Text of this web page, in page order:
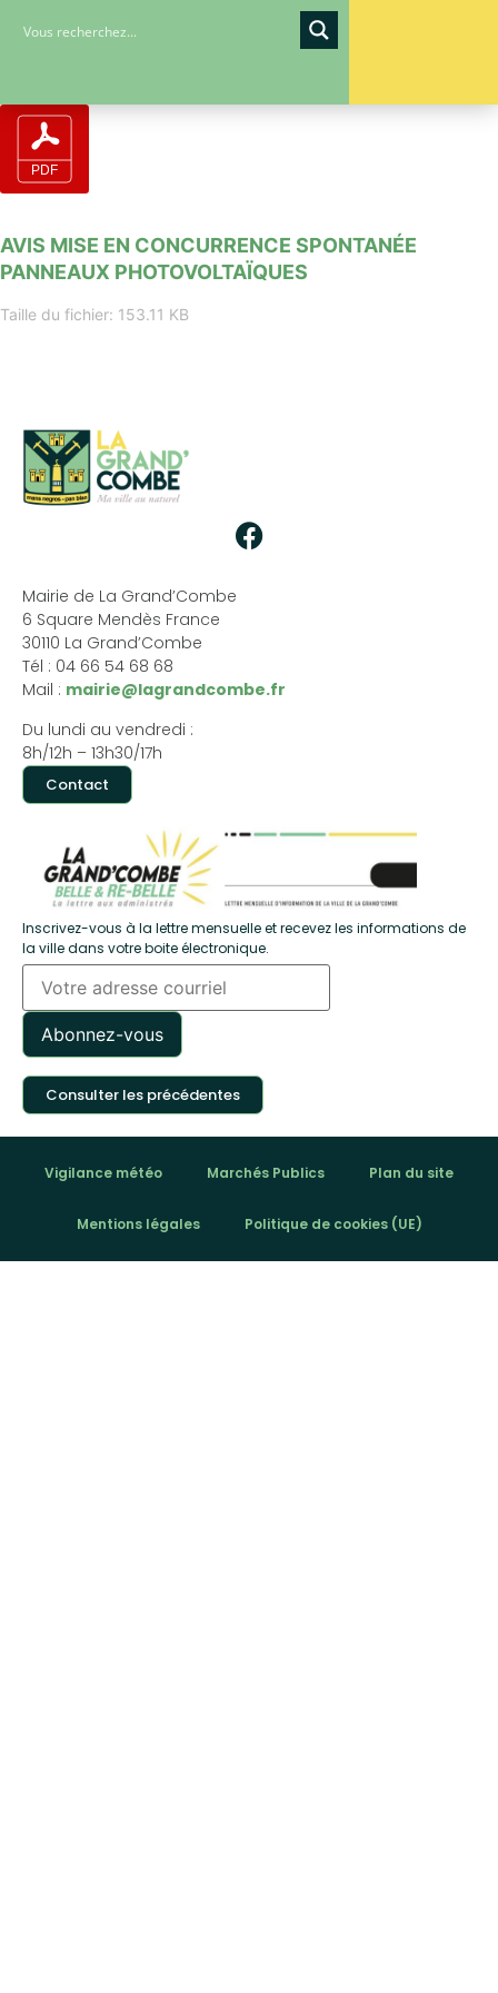
AVIS MISE EN CONCURRENCE SPONTANÉE
PANNEAUX PHOTOVOLTAÏQUES
Taille du fichier: 153.11 KB
Mairie de La Grand’Combe
6 Square Mendès France
30110 La Grand’Combe
Tél : 04 66 54 68 68
Mail : mairie@lagrandcombe.fr
Du lundi au vendredi :
8h/12h – 13h30/17h
Contact
Inscrivez-vous à la lettre mensuelle et recevez les informations de
la ville dans votre boite électronique.
Consulter les précédentes
Vigilance météo Marchés Publics Plan du site
Mentions légales Politique de cookies (UE)